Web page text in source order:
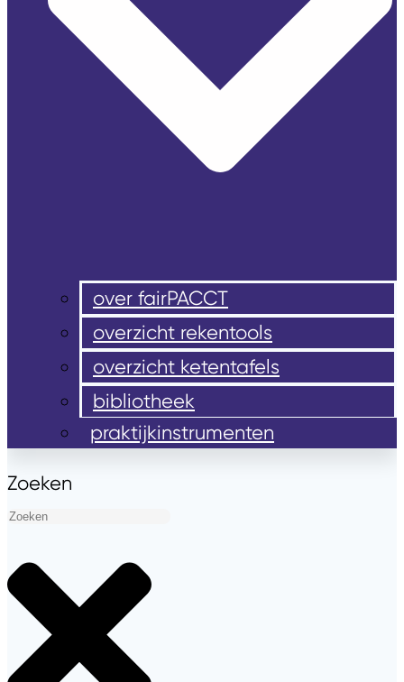
over fairPACCT
overzicht rekentools
overzicht ketentafels
bibliotheek
praktijkinstrumenten
Zoeken